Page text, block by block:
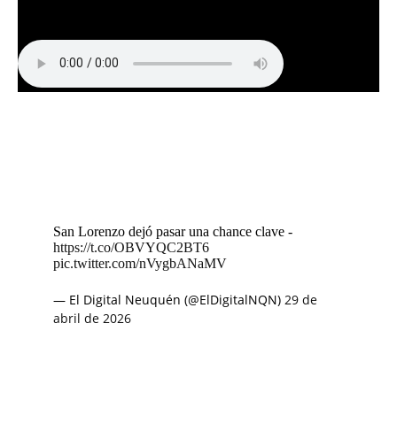
San Lorenzo dejó pasar una chance clave -
https://t.co/OBVYQC2BT6
pic.twitter.com/nVygbANaMV
— El Digital Neuquén (@ElDigitalNQN) 29 de
abril de 2026